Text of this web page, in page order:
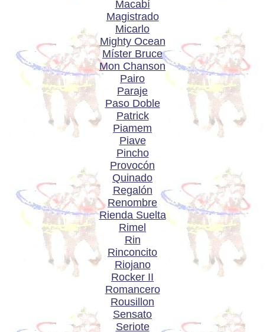
Macabí
Magistrado
Micarlo
Mighty Ocean
Míster Bruce
Mon Chanson
Pairo
Paraje
Paso Doble
Patrick
Piamem
Piave
Pincho
Provocón
Quinado
Regalón
Renombre
Rienda Suelta
Rimel
Rin
Rinconcito
Riojano
Rocker II
Romancero
Rousillon
Sensato
Seriote